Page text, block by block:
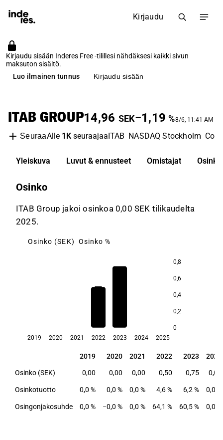
Kirjaudu
Kirjaudu sisään Inderes Free -tilillesi nähdäksesi kaikki sivun
maksuton sisältö.
Luo ilmainen tunnus
Kirjaudu sisään
ITAB GROUP14,96 SEK−1,19 %8/6, 11:41 AM
SeuraaAlle 1KseuraajaaITAB NASDAQ Stockholm
Yleiskuva Luvut & ennusteet Omistajat Osinko
Osinko
ITAB Group jakoi osinkoa 0,00 SEK tilikaudelta
2025.
Osinko (SEK) Osinko %
0,8
0,6
0,4
0,2
0
2019 2020 2021 2022 2023 2024 2025
2019 2020 2021 2022 2023 2024
2019 2020 2021 2022 2023 2024
Osinko (SEK) 0,00 0,00 0,00 0,50 0,75 0,00
Osinkotuotto 0,0 % 0,0 % 0,0 % 4,6 % 6,2 % 0,0 %
Osingonjakosuhde 0,0 % −0,0 % 0,0 % 64,1 % 60,5 % 0,0 %